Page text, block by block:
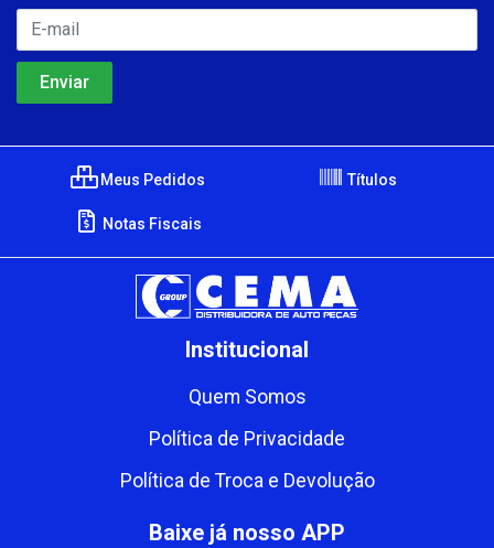
Meus Pedidos Títulos
Notas Fiscais
Institucional
Quem Somos
Política de Privacidade
Política de Troca e Devolução
Baixe já nosso APP